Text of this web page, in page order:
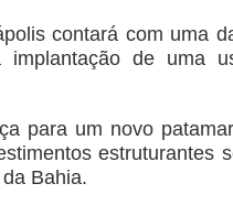
contará com uma
implantação de uma
para um novo
estruturantes
Bahia.